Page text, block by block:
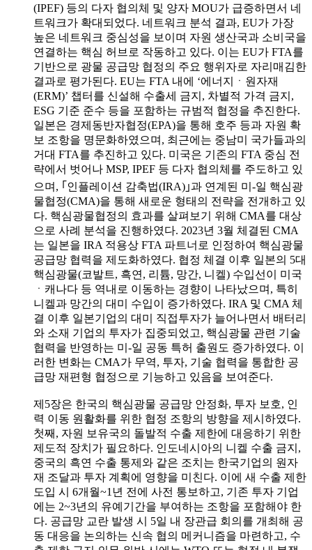
(IPEF) 등의 다자 협의체 및 양자 MOU가 급증하면서 네
트워크가 확대되었다. 네트워크 분석 결과, EU가 가장
높은 네트워크 중심성을 보이며 자원 생산국과 소비국을
연결하는 핵심 허브로 작동하고 있다. 이는 EU가 FTA를
기반으로 광물 공급망 협정의 주요 행위자로 자리매김한
결과로 평가된다. EU는 FTA 내에 ‘에너지ㆍ원자재
(ERM)’ 챕터를 신설해 수출세 금지, 차별적 가격 금지,
ESG 기준 준수 등을 포함하는 규범적 협정을 추진한다.
일본은 경제동반자협정(EPA)을 통해 호주 등과 자원 확
보 조항을 명문화하였으며, 최근에는 중남미 국가들과의
거대 FTA를 추진하고 있다. 미국은 기존의 FTA 중심 전
략에서 벗어나 MSP, IPEF 등 다자 협의체를 주도하고 있
으며, ｢인플레이션 감축법(IRA)｣과 연계된 미-일 핵심광
물협정(CMA)을 통해 새로운 형태의 전략을 전개하고 있
다. 핵심광물협정의 효과를 살펴보기 위해 CMA를 대상
으로 사례 분석을 진행하였다. 2023년 3월 체결된 CMA
는 일본을 IRA 적용상 FTA 파트너로 인정하여 핵심광물
공급망 협력을 제도화하였다. 협정 체결 이후 일본의 5대
핵심광물(코발트, 흑연, 리튬, 망간, 니켈) 수입선이 미국
ㆍ캐나다 등 역내로 이동하는 경향이 나타났으며, 특히
니켈과 망간의 대미 수입이 증가하였다. IRA 및 CMA 체
결 이후 일본기업의 대미 직접투자가 늘어나면서 배터리
와 소재 기업의 투자가 집중되었고, 핵심광물 관련 기술
협력을 반영하는 미-일 공동 특허 출원도 증가하였다. 이
러한 변화는 CMA가 무역, 투자, 기술 협력을 통합한 공
급망 재편형 협정으로 기능하고 있음을 보여준다.
제5장은 한국의 핵심광물 공급망 안정화, 투자 보호, 인
력 이동 원활화를 위한 협정 조항의 방향을 제시하였다.
첫째, 자원 보유국의 돌발적 수출 제한에 대응하기 위한
제도적 장치가 필요하다. 인도네시아의 니켈 수출 금지,
중국의 흑연 수출 통제와 같은 조치는 한국기업의 원자
재 조달과 투자 계획에 영향을 미친다. 이에 새 수출 제한
도입 시 6개월~1년 전에 사전 통보하고, 기존 투자 기업
에는 2~3년의 유예기간을 부여하는 조항을 포함해야 한
다. 공급망 교란 발생 시 5일 내 장관급 회의를 개최해 공
동 대응을 논의하는 신속 협의 메커니즘을 마련하고, 수